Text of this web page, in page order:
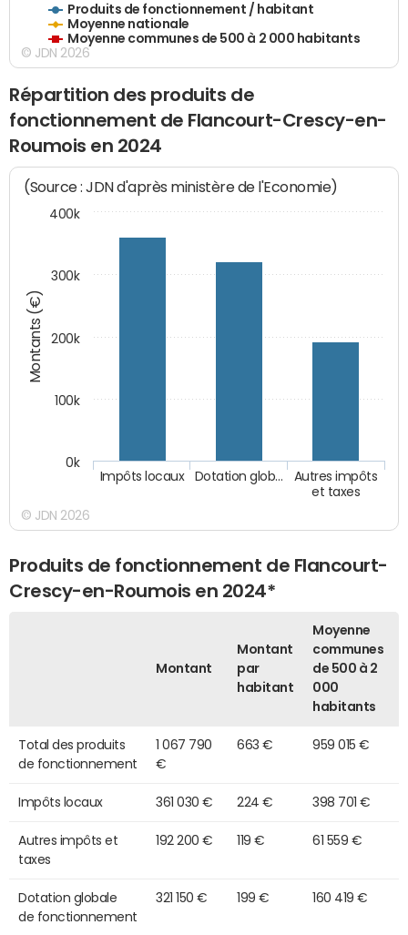
Produits de fonctionnement / habitant
Moyenne nationale
Moyenne communes de 500 à 2 000 habitants
© JDN 2026
Répartition des produits de
fonctionnement de Flancourt-Crescy-en-
Roumois en 2024
Montants (€)
(Source : JDN d'après ministère de l'Economie)
Autres impôts
et taxes
Dotation glob…
Impôts locaux
0k
100k
200k
300k
400k
© JDN 2026
Produits de fonctionnement de Flancourt-
Crescy-en-Roumois en 2024*
Montant
Montant
par
habitant
Moyenne
communes
de 500 à 2
000
habitants
Total des produits
de fonctionnement
1 067 790
€
663 € 959 015 €
Impôts locaux 361 030 € 224 € 398 701 €
Autres impôts et
taxes
192 200 € 119 € 61 559 €
Dotation globale
de fonctionnement
321 150 € 199 € 160 419 €